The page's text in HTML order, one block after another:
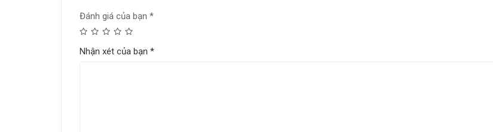
Đánh giá của bạn *
Nhận xét của bạn *